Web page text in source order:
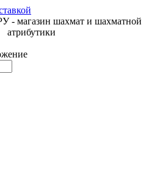
- магазин шахмат и шахматной
атрибутики